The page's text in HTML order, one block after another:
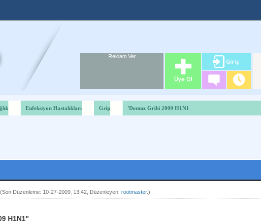
Reklam Ver
Forum
Reklam Alanı
Enfeksiyon Hastalıkları Grip 'Domuz Gribi 2009 H1N1
(Son Düzenleme: 10-27-2009, 13:42, Düzenleyen: rootmaster.)
H1N1''